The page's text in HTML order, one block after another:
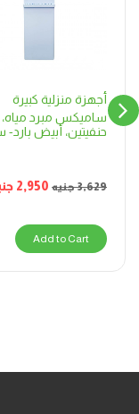
أجهزة منزلية كبيرة
ساميكس مبرد مياه،
حنفيتين، أبيض
3,629جنيه 2,950
Add to Cart